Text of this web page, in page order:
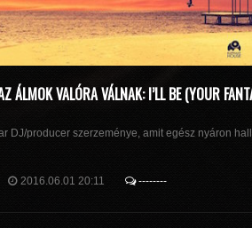
ÁLMOK VALÓRA VÁLNAK: I’LL BE (YOUR
DJ/producer szerzeménye, amit egész nyáron
2016.06.01 20:11 --------